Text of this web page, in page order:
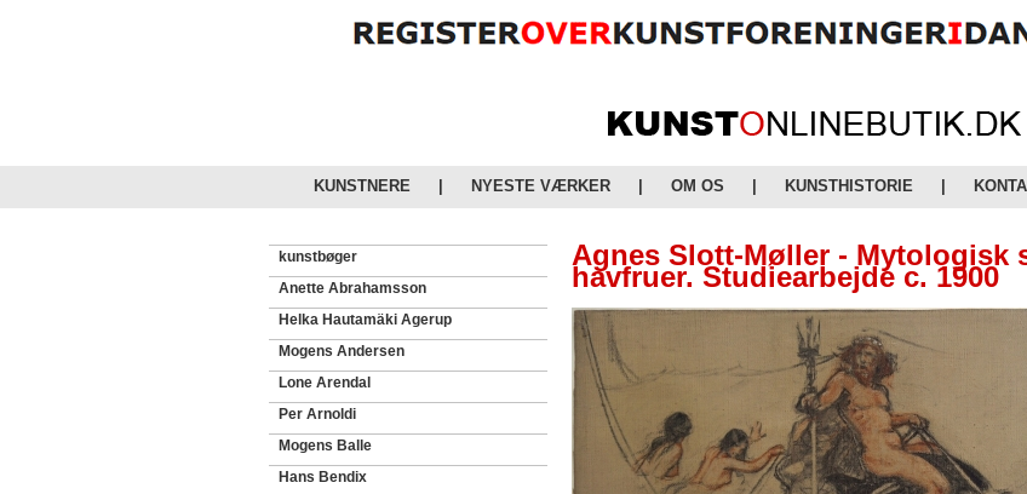
KUNSTNERE NYESTE VÆRKER OM OS KUNSTHISTORIE
kunstbøger
Anette Abrahamsson
Helka Hautamäki Agerup
Mogens Andersen
Lone Arendal
Per Arnoldi
Mogens Balle
Hans Bendix
Agnes Slott-Møller - Mytologisk
havfruer. Studiearbejde c. 1900